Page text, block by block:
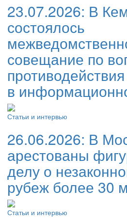
23.07.2026: В
состоялось
совещание по
в
Статьи и интервью
26.06.2026: В
арестованы
делу о
рубеж более 30
Статьи и интервью